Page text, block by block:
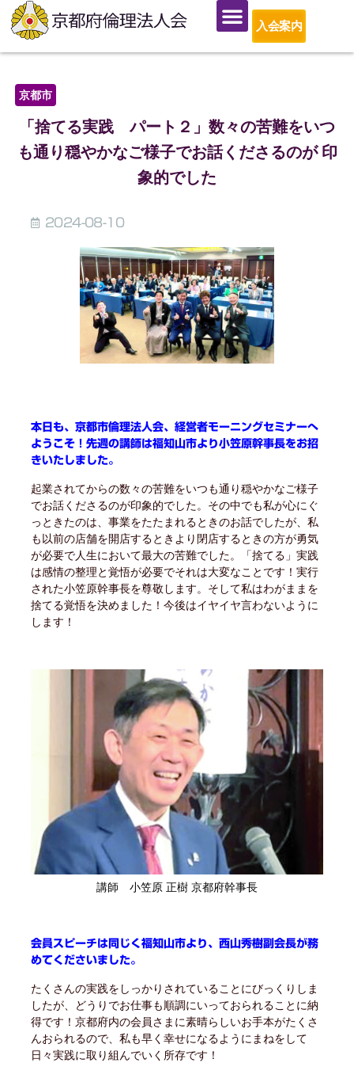
入会案内
京都市
「捨てる実践 パート２」数々の苦難をいつ
も通り穏やかなご様子でお話くださるのが 印
象的でした
2024-08-10
本日も、京都市倫理法人会、経営者モーニングセミナーへ
ようこそ！先週の講師は福知山市より小笠原幹事長をお招
きいたしました。
起業されてからの数々の苦難をいつも通り穏やかなご様子
でお話くださるのが印象的でした。その中でも私が心にぐ
っときたのは、事業をたたまれるときのお話でしたが、私
も以前の店舗を開店するときより閉店するときの方が勇気
が必要で人生において最大の苦難でした。「捨てる」実践
は感情の整理と覚悟が必要でそれは大変なことです！実行
された小笠原幹事長を尊敬します。そして私はわがままを
捨てる覚悟を決めました！今後はイヤイヤ言わないように
します！
講師 小笠原 正樹 京都府幹事長
会員スピーチは同じく福知山市より、西山秀樹副会長が務
めてくださいました。
たくさんの実践をしっかりされていることにびっくりしま
したが、どうりでお仕事も順調にいっておられることに納
得です！京都府内の会員さまに素晴らしいお手本がたくさ
んおられるので、私も早く幸せになるようにまねをして
日々実践に取り組んでいく所存です！